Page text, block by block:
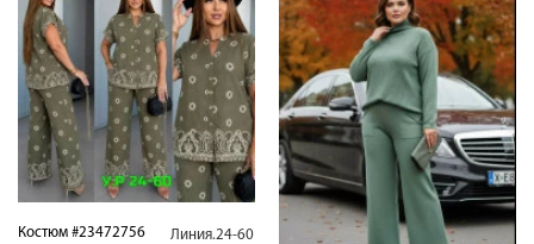
Костюм #23472756 Линия.24-60